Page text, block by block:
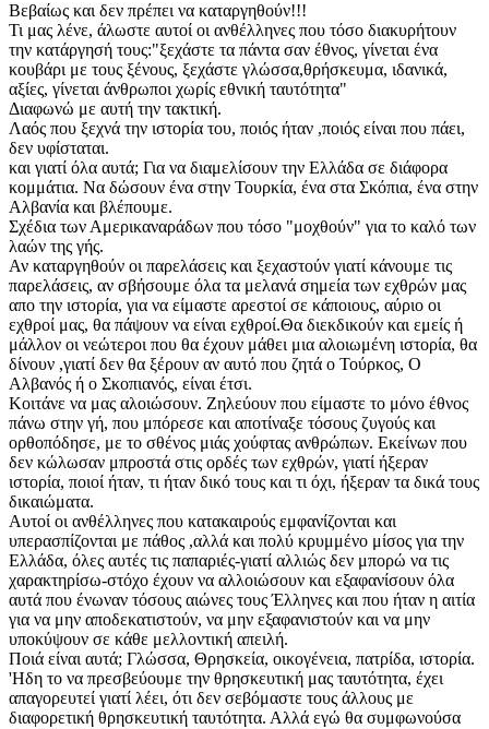
Βεβαίως και δεν πρέπει να καταργηθούν!!!
Τι μας λένε, άλωστε αυτοί οι ανθέλληνες που τόσο διακυρήτουν
την κατάργησή τους:"ξεχάστε τα πάντα σαν έθνος, γίνεται ένα
κουβάρι με τους ξένους, ξεχάστε γλώσσα,θρήσκευμα, ιδανικά,
αξίες, γίνεται άνθρωποι χωρίς εθνική ταυτότητα"
Διαφωνώ με αυτή την τακτική.
Λαός που ξεχνά την ιστορία του, ποιός ήταν ,ποιός είναι που πάει,
δεν υφίσταται.
και γιατί όλα αυτά; Για να διαμελίσουν την Ελλάδα σε διάφορα
κομμάτια. Να δώσουν ένα στην Τουρκία, ένα στα Σκόπια, ένα στην
Αλβανία και βλέπουμε.
Σχέδια των Αμερικαναράδων που τόσο "μοχθούν" για το καλό των
λαών της γής.
Αν καταργηθούν οι παρελάσεις και ξεχαστούν γιατί κάνουμε τις
παρελάσεις, αν σβήσουμε όλα τα μελανά σημεία των εχθρών μας
απο την ιστορία, για να είμαστε αρεστοί σε κάποιους, αύριο οι
εχθροί μας, θα πάψουν να είναι εχθροί.Θα διεκδικούν και εμείς ή
μάλλον οι νεώτεροι που θα έχουν μάθει μια αλοιωμένη ιστορία, θα
δίνουν ,γιατί δεν θα ξέρουν αν αυτό που ζητά ο Τούρκος, Ο
Αλβανός ή ο Σκοπιανός, είναι έτσι.
Κοιτάνε να μας αλοιώσουν. Ζηλεύουν που είμαστε το μόνο έθνος
πάνω στην γή, που μπόρεσε και αποτίναξε τόσους ζυγούς και
ορθοπόδησε, με το σθένος μιάς χούφτας ανθρώπων. Εκείνων που
δεν κώλωσαν μπροστά στις ορδές των εχθρών, γιατί ήξεραν
ιστορία, ποιοί ήταν, τι ήταν δικό τους και τι όχι, ήξεραν τα δικά τους
δικαιώματα.
Αυτοί οι ανθέλληνες που κατακαιρούς εμφανίζονται και
υπερασπίζονται με πάθος ,αλλά και πολύ κρυμμένο μίσος για την
Ελλάδα, όλες αυτές τις παπαριές-γιατί αλλιώς δεν μπορώ να τις
χαρακτηρίσω-στόχο έχουν να αλλοιώσουν και εξαφανίσουν όλα
αυτά που ένωναν τόσους αιώνες τους Έλληνες και που ήταν η αιτία
για να μην αποδεκατιστούν, να μην εξαφανιστούν και να μην
υποκύψουν σε κάθε μελλοντική απειλή.
Ποιά είναι αυτά; Γλώσσα, Θρησκεία, οικογένεια, πατρίδα, ιστορία.
'Ηδη το να πρεσβεύουμε την θρησκευτική μας ταυτότητα, έχει
απαγορευτεί γιατί λέει, ότι δεν σεβόμαστε τους άλλους με
διαφορετική θρησκευτική ταυτότητα. Αλλά εγώ θα συμφωνούσα